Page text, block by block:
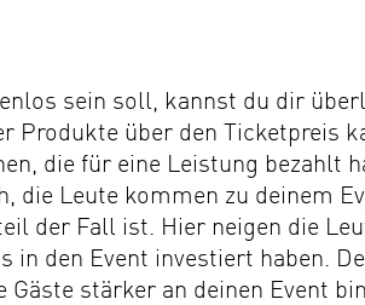
sein soll, kannst du dir
Produkte über den Ticketpreis
die für eine Leistung bezahlt
die Leute kommen zu deinem
der Fall ist. Hier neigen die
in den Event investiert haben.
stärker an deinen Event